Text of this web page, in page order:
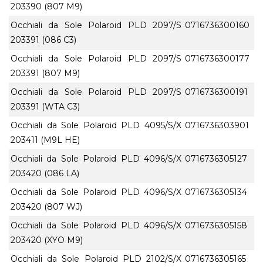
203390 (807 M9)
Occhiali da Sole Polaroid PLD 2097/S
203391 (086 C3)
0716736300160
Occhiali da Sole Polaroid PLD 2097/S
203391 (807 M9)
0716736300177
Occhiali da Sole Polaroid PLD 2097/S
203391 (WTA C3)
0716736300191
Occhiali da Sole Polaroid PLD 4095/S/X
203411 (M9L HE)
0716736303901
Occhiali da Sole Polaroid PLD 4096/S/X
203420 (086 LA)
0716736305127
Occhiali da Sole Polaroid PLD 4096/S/X
203420 (807 WJ)
0716736305134
Occhiali da Sole Polaroid PLD 4096/S/X
203420 (XYO M9)
0716736305158
Occhiali da Sole Polaroid PLD 2102/S/X 0716736305165